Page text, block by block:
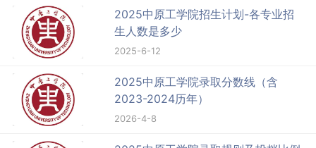
2025中原工学院招生计划-各专业招
生人数是多少
2025-6-12
2025中原工学院录取分数线（含
2023-2024历年）
2026-4-8